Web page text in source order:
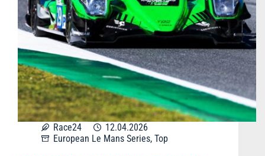
Race24
12.04.2026
European Le Mans Series, Top